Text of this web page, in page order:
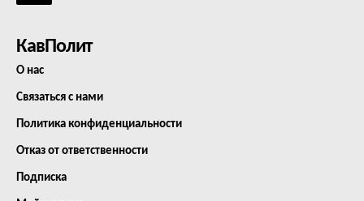
КавПолит
О нас
Связаться с нами
Политика конфиденциальности
Отказ от ответственности
Подписка